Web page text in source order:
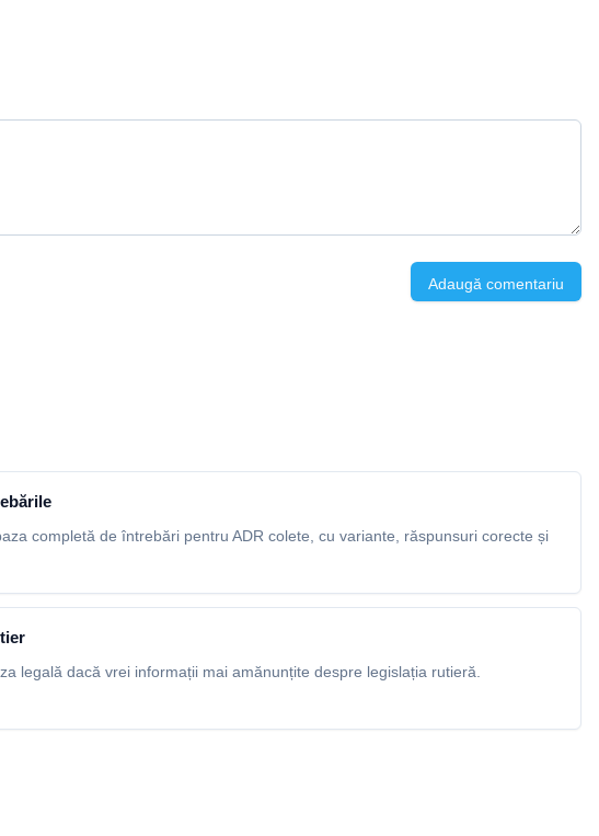
Adaugă comentariu
completă de întrebări pentru ADR colete, cu variante, răspunsuri corecte și
legală dacă vrei informații mai amănunțite despre legislația rutieră.